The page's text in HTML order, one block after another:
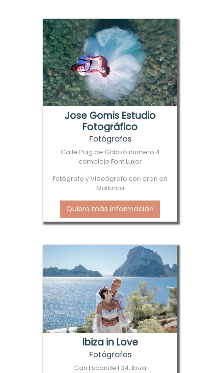
Jose Gomis Estudio
Fotográfico
Fotógrafos
Calle Puig de Galazó número 4
complejo Font Luxor
Fotógrafo y Videógrafo con dron en
Mallorca
Quiero más información
Ibiza in Love
Fotógrafos
Can Escandell 34, Ibiza